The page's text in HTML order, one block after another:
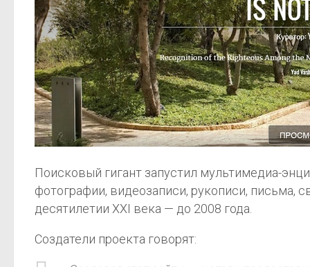
Поисковый гигант запустил мультимедиа-
фотографии, видеозаписи, рукописи,
десятилетии XXI века — до 2008 года.
Создатели проекта говорят: